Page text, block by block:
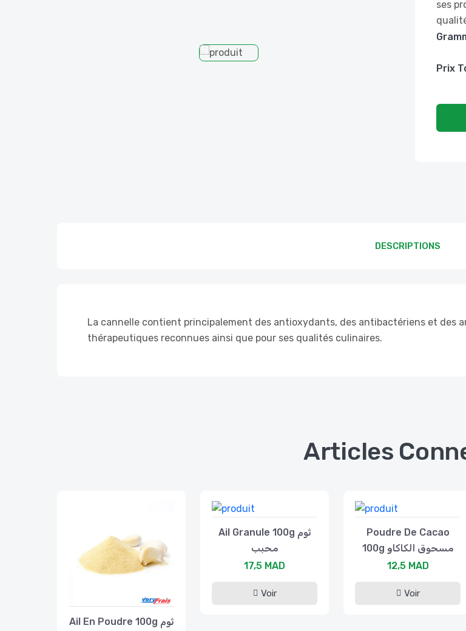
ses
Prix
DESCRIPTIONS
La cannelle contient principalement des antioxydants, des antibactériens et des
thérapeutiques reconnues ainsi que pour ses qualités culinaires.
Articles
Ail En Poudre 100g ثوم
Ail Granule 100g ثوم
محبب
17,5 MAD
Voir
Poudre De Cacao
100g مسحوق الكاكاو
12,5 MAD
Voir